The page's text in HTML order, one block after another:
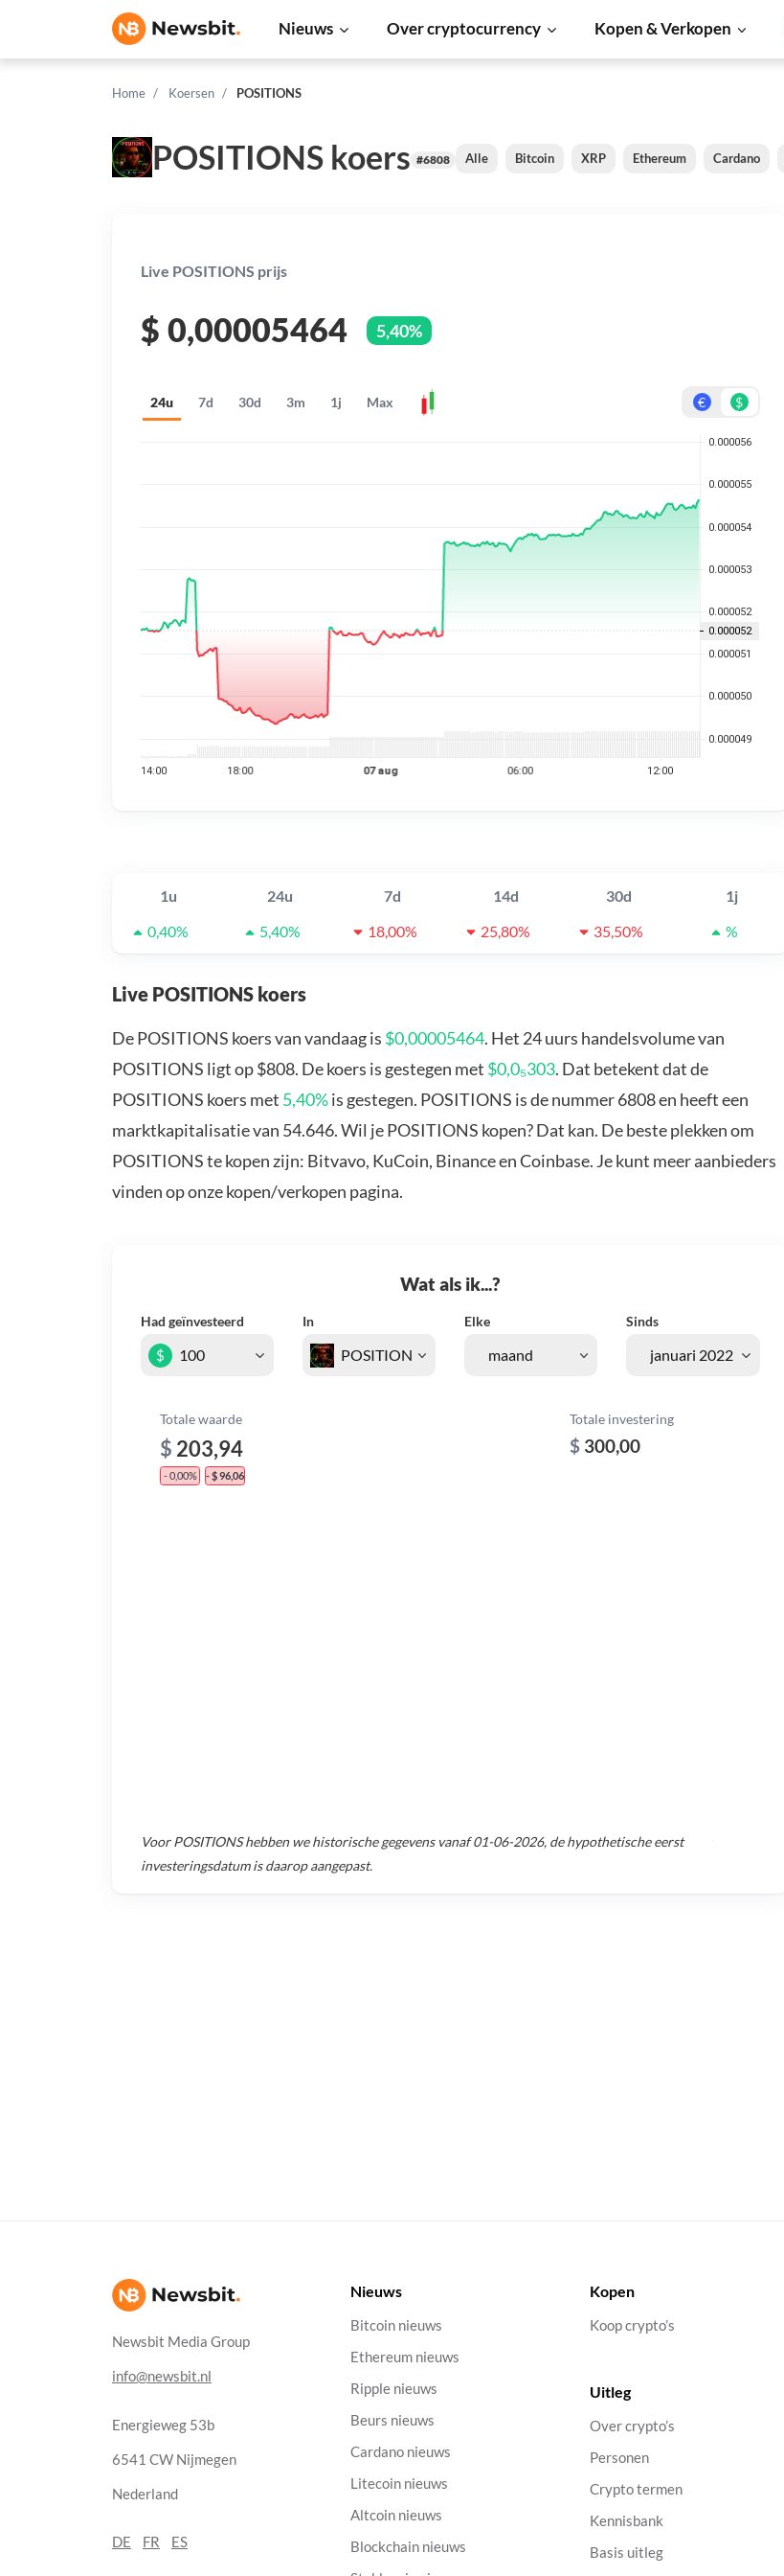
Nieuws Over cryptocurrency Kopen & Verkopen
Home Koersen POSITIONS
POSITIONS koers #6808 Alle Bitcoin XRP Ethereum Cardano
Live POSITIONS prijs
$ 0,00005464 5,40%
24u 7d 30d 3m 1j Max € $
1u 24u 7d 14d 30d
1j
0,40%
5,40% 18,00% 25,80% 35,50% %
Live POSITIONS koers
De POSITIONS koers van vandaag is $0,00005464. Het 24 uurs handelsvolume van
POSITIONS ligt op $808. De koers is gestegen met $0,0₅303. Dat betekent dat de
POSITIONS koers met 5,40%is gestegen. POSITIONS is de nummer 6808 en heeft een
marktkapitalisatie van 54.646. Wil je POSITIONS kopen? Dat kan. De beste plekken om
POSITIONS te kopen zijn: Bitvavo, KuCoin, Binance en Coinbase. Je kunt meer aanbieders
vinden op onze kopen/verkopen pagina.
Wat als ik...?
Had geïnvesteerd In Elke Sinds
$
Totale waarde
$ 203,94
- 0,00% - $ 96,06
Totale investering
$ 300,00
VoorPOSITIONShebben we historische gegevens vanaf01-06-2026, de hypothetische eerst
investeringsdatum is daarop aangepast.
Newsbit Media Group
info@newsbit.nl
Energieweg 53b
6541 CW Nijmegen
Nederland
DE FR ES
Nieuws
Bitcoin nieuws
Ethereum nieuws
Ripple nieuws
Beurs nieuws
Cardano nieuws
Litecoin nieuws
Altcoin nieuws
Blockchain nieuws
Kopen
Koop crypto’s
Uitleg
Over crypto’s
Personen
Crypto termen
Kennisbank
Basis uitleg